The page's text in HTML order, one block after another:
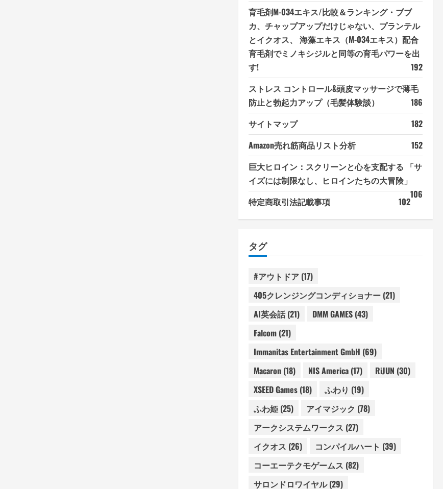
育毛剤M-034エキス/比較＆ランキング・ブブ
カ、チャップアップだけじゃない、プランテル
とイクオス、 海藻エキス（M-034エキス）配合
育毛剤でミノキシジルと同等の育毛パワーを出
す!
192
ストレス コントロール&頭皮マッサージで薄毛
防止と勃起力アップ（毛髪体験談）
186
サイトマップ
182
Amazon売れ筋商品リスト分析
152
巨大ヒロイン：スクリーンと心を支配する 「サ
イズには制限なし、ヒロインたちの大冒険」
106
特定商取引法記載事項 102
タグ
#アウトドア(17)
405クレンジングコンディショナー(21)
AI英会話(21) DMM GAMES(43)
Falcom(21)
Immanitas Entertainment GmbH (69)
Macaron(18) NIS America(17) RiJUN (30)
XSEED Games(18) ふわり (19)
ふわ姫(25) アイマジック (78)
アークシステムワークス (27)
イクオス (26) コンパイルハート (39)
コーエーテクモゲームス (82)
サロンドロワイヤル(29)